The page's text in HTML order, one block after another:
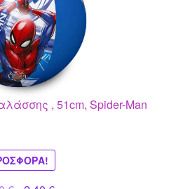
, 51cm, Spider-Man